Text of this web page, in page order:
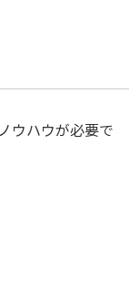
ウハウが必要で